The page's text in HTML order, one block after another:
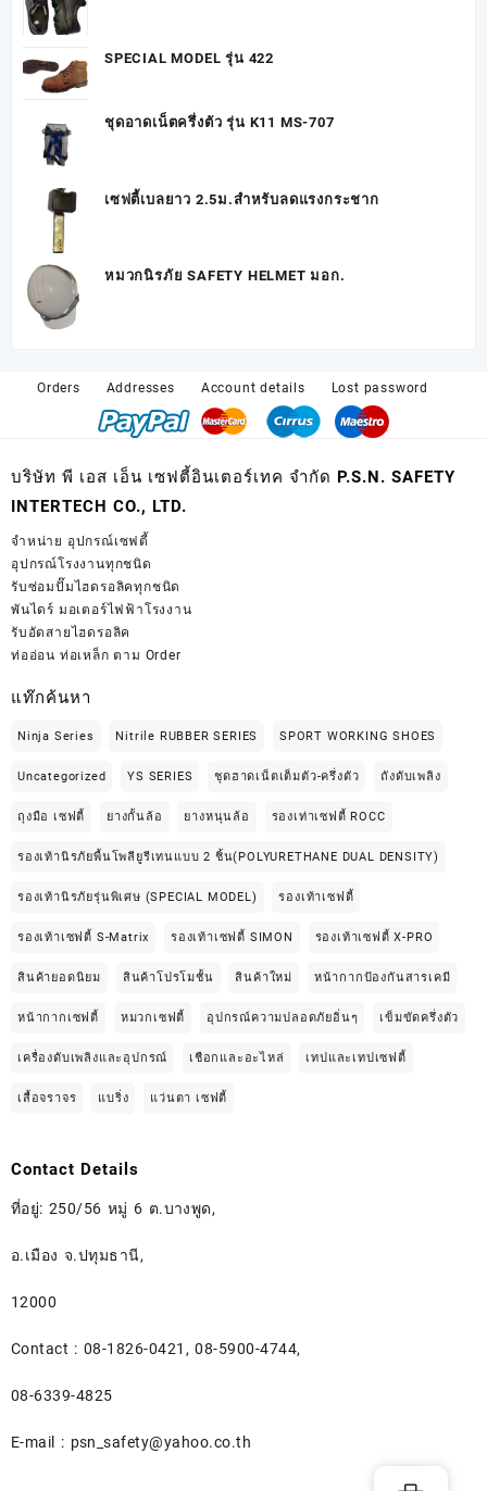
SPECIAL MODEL รุ่น 422
ชุดอาดเน็ตครึ่งตัว รุ่น K11 MS-707
เซฟตี้เบลยาว 2.5ม.สำหรับลดแรงกระชาก
หมวกนิรภัย SAFETY HELMET มอก.
Orders Addresses Account details Lost password
บริษัท พี เอส เอ็น เซฟตี้อินเตอร์เทค จำกัด P.S.N. SAFETY
INTERTECH CO., LTD.
จำหน่าย อุปกรณ์เซฟตี้
อุปกรณ์โรงงานทุกชนิด
รับซ่อมปั๊มไฮดรอลิคทุกชนิด
พันไดร์ มอเตอร์ไฟฟ้าโรงงาน
รับอัดสายไฮดรอลิค
ท่ออ่อน ท่อเหล็ก ตาม Order
แท๊กค้นหา
Ninja Series Nitrile RUBBER SERIES SPORT WORKING SHOES
Uncategorized YS SERIES ชุดฮาดเน็ตเต็มตัว-ครึ่งตัว ถังดับเพลิง
ถุงมือ เซฟตี้ ยางกั้นล้อ ยางหนุนล้อ รองเท่าเซฟตี้ ROCC
รองเท้านิรภัยพื้นโพลียูรีเทนแบบ 2 ชิ้น(POLYURETHANE DUAL DENSITY)
รองเท้านิรภัยรุ่นพิเศษ (SPECIAL MODEL) รองเท้าเซฟตี้
รองเท้าเซฟตี้ S-Matrix รองเท้าเซฟตี้ SIMON รองเท้าเซฟตี้ X-PRO
สินค้ายอดนิยม สินค้าโปรโมชั้น สินค้าใหม่ หน้ากากป้องกันสารเคมี
หน้ากากเซฟตี้ หมวกเซฟตี้ อุปกรณ์ความปลอดภัยอิ่นๆ เข็มขัดครึ่งตัว
เครื่องดับเพลิงและอุปกรณ์ เชือกและอะไหล่ เทปและเทปเซฟตี้
เสื้อจราจร แบริ่ง แว่นตา เซฟตี้
Contact Details
ที่อยู่: 250/56 หมู่ 6 ต.บางพูด,
อ.เมือง จ.ปทุมธานี,
12000
Contact : 08-1826-0421, 08-5900-4744,
08-6339-4825
E-mail : psn_safety@yahoo.co.th